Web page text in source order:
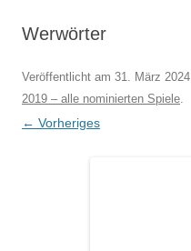
Werwörter
Veröffentlicht am 31. März 2024
2019 – alle nominierten Spiele.
← Vorheriges